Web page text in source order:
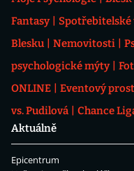
Fantasy
Spotřebitelské
Blesku
Nemovitosti
psychologické mýty
ONLINE
Eventový
vs. Pudilová
Chance
Aktuálně
Epicentrum